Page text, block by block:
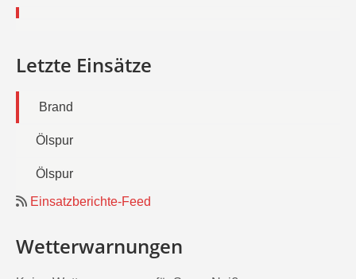
Letzte Einsätze
Brand
Ölspur
Ölspur
Einsatzberichte-Feed
Wetterwarnungen